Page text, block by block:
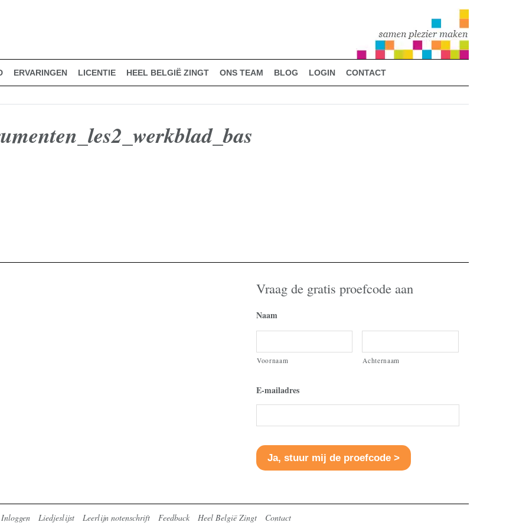
ERVARINGEN LICENTIE HEEL BELGIË ZINGT ONS TEAM BLOG LOGIN CONTACT
Vraag de gratis proefcode aan
Naam
Voornaam Achternaam
E-mailadres
Inloggen Liedjeslijst Leerlijn notenschrift Feedback Heel België Zingt Contact